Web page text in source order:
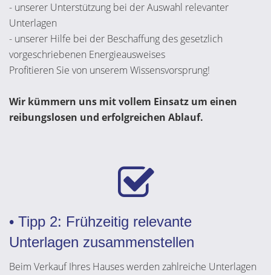
- unserer Unterstützung bei der Auswahl relevanter
Unterlagen
- unserer Hilfe bei der Beschaffung des gesetzlich
vorgeschriebenen Energieausweises
Profitieren Sie von unserem Wissensvorsprung!
Wir kümmern uns mit vollem Einsatz um einen
reibungslosen und erfolgreichen Ablauf.
• Tipp 2: Frühzeitig relevante
Unterlagen zusammenstellen
Beim Verkauf Ihres Hauses werden zahlreiche Unterlagen